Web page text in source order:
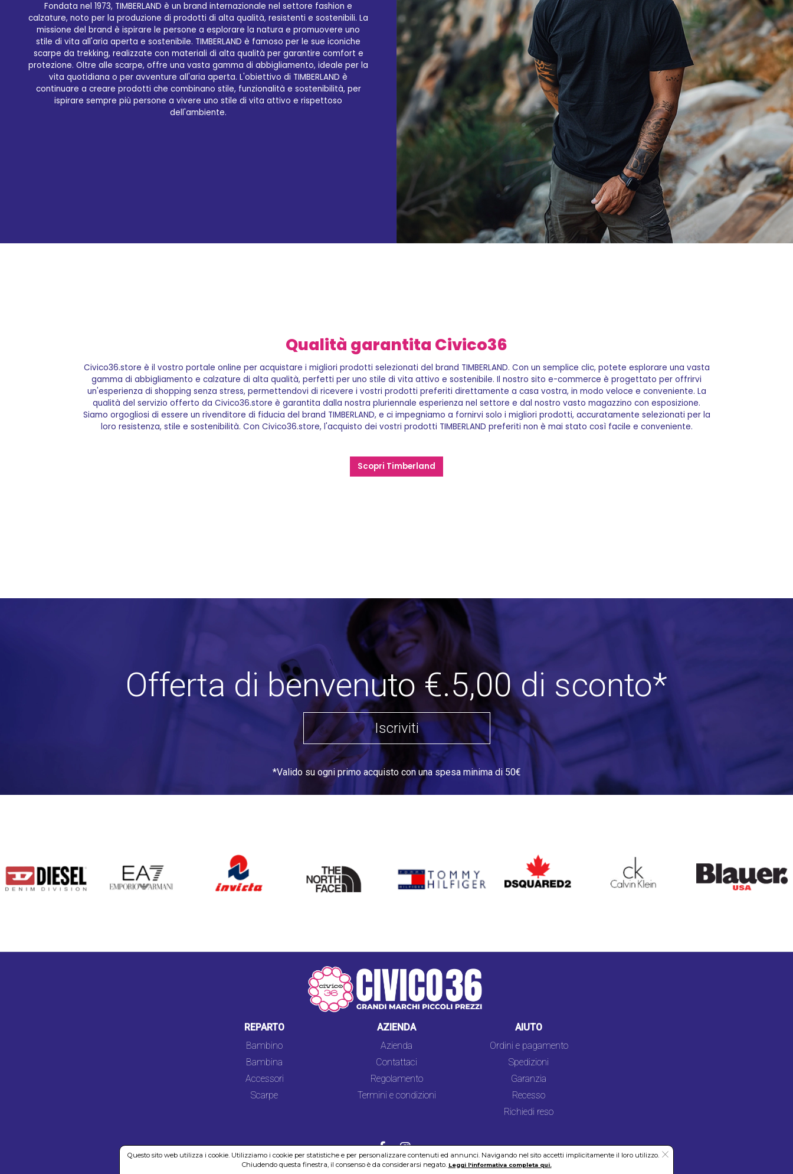
Fondata nel 1973, TIMBERLAND è un brand internazionale nel settore fashion e
calzature, noto per la produzione di prodotti di alta qualità, resistenti e sostenibili. La
missione del brand è ispirare le persone a esplorare la natura e promuovere uno
stile di vita all'aria aperta e sostenibile. TIMBERLAND è famoso per le sue iconiche
scarpe da trekking, realizzate con materiali di alta qualità per garantire comfort e
protezione. Oltre alle scarpe, offre una vasta gamma di abbigliamento, ideale per la
vita quotidiana o per avventure all'aria aperta. L'obiettivo di TIMBERLAND è
continuare a creare prodotti che combinano stile, funzionalità e sostenibilità, per
ispirare sempre più persone a vivere uno stile di vita attivo e rispettoso
dell'ambiente.
Qualità garantita Civico36
Civico36.store è il vostro portale online per acquistare i migliori prodotti selezionati del brand TIMBERLAND. Con un semplice clic, potete esplorare una vasta
gamma di abbigliamento e calzature di alta qualità, perfetti per uno stile di vita attivo e sostenibile. Il nostro sito e-commerce è progettato per offrirvi
un'esperienza di shopping senza stress, permettendovi di ricevere i vostri prodotti preferiti direttamente a casa vostra, in modo veloce e conveniente. La
qualità del servizio offerto da Civico36.store è garantita dalla nostra pluriennale esperienza nel settore e dal nostro vasto magazzino con esposizione.
Siamo orgogliosi di essere un rivenditore di fiducia del brand TIMBERLAND, e ci impegniamo a fornirvi solo i migliori prodotti, accuratamente selezionati per la
loro resistenza, stile e sostenibilità. Con Civico36.store, l'acquisto dei vostri prodotti TIMBERLAND preferiti non è mai stato così facile e conveniente.
Scopri Timberland
Offerta di benvenuto €.5,00 di sconto*
Iscriviti
*Valido su ogni primo acquisto con una spesa minima di 50€
INVICTA
NORTH
FACE
DSQUARED2 CALVIN KLEIN
REPARTO
Bambino
Bambina
Accessori
Scarpe
AZIENDA
Azienda
Contattaci
Regolamento
Termini e condizioni
AIUTO
Ordini e pagamento
Spedizioni
Garanzia
Recesso
Richiedi reso
Questo sito web utilizza i cookie. Utilizziamo i cookie per statistiche e per personalizzare contenuti ed annunci. Navigando nel sito accetti implicitamente il loro utilizzo.
Chiudendo questa finestra, il consenso è da considerarsi negato. Leggi l'informativa completa qui.